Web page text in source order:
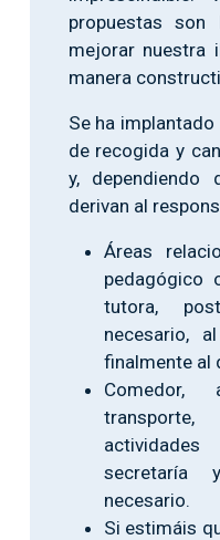
propuestas
mejorar nuestra
manera
Se ha
de recogida y
y,
derivan al
Áreas
pedagógico
tutora,
necesario,
finalmente al
Comedor,
secretaría
necesario.
Si estimáis